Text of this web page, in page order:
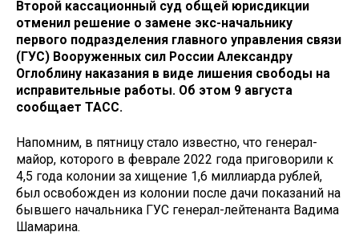
Второй кассационный суд общей юрисдикции
отменил решение о замене экс-начальнику
первого подразделения главного управления связи
(ГУС) Вооруженных сил России Александру
Оглоблину наказания в виде лишения свободы на
исправительные работы. Об этом 9 августа
сообщает ТАСС.
Напомним, в пятницу стало известно, что генерал-
майор, которого в феврале 2022 года приговорили к
4,5 года колонии за хищение 1,6 миллиарда рублей,
был освобожден из колонии после дачи показаний на
бывшего начальника ГУС генерал-лейтенанта Вадима
Шамарина.